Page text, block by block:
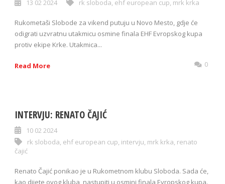
13 02 2024 rk sloboda, ehf european cup, mrk krka
Rukometaši Slobode za vikend putuju u Novo Mesto, gdje će
odigrati uzvratnu utakmicu osmine finala EHF Evropskog kupa
protiv ekipe Krke. Utakmica...
Read More 0
INTERVJU: RENATO ČAJIĆ
10 02 2024
rk sloboda, ehf european cup, intervju, mrk krka, renato
čajić
Renato Čajić ponikao je u Rukometnom klubu Sloboda. Sada će,
kao dijete ovog kluba, nastupiti u osmini finala Evropskog kupa.